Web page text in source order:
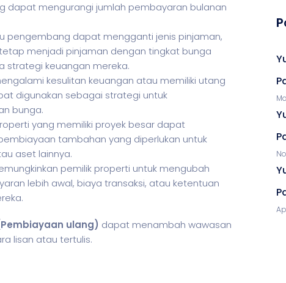
dapat mengurangi jumlah pembayaran bulanan
pengembang dapat mengganti jenis pinjaman,
menjadi pinjaman dengan tingkat bunga
strategi keuangan mereka.
kesulitan keuangan atau memiliki utang
digunakan sebagai strategi untuk
bunga.
yang memiliki proyek besar dapat
tambahan yang diperlukan untuk
aset lainnya.
pemilik properti untuk mengubah
lebih awal, biaya transaksi, atau ketentuan
ulang) dapat menambah wawasan
lisan atau tertulis.